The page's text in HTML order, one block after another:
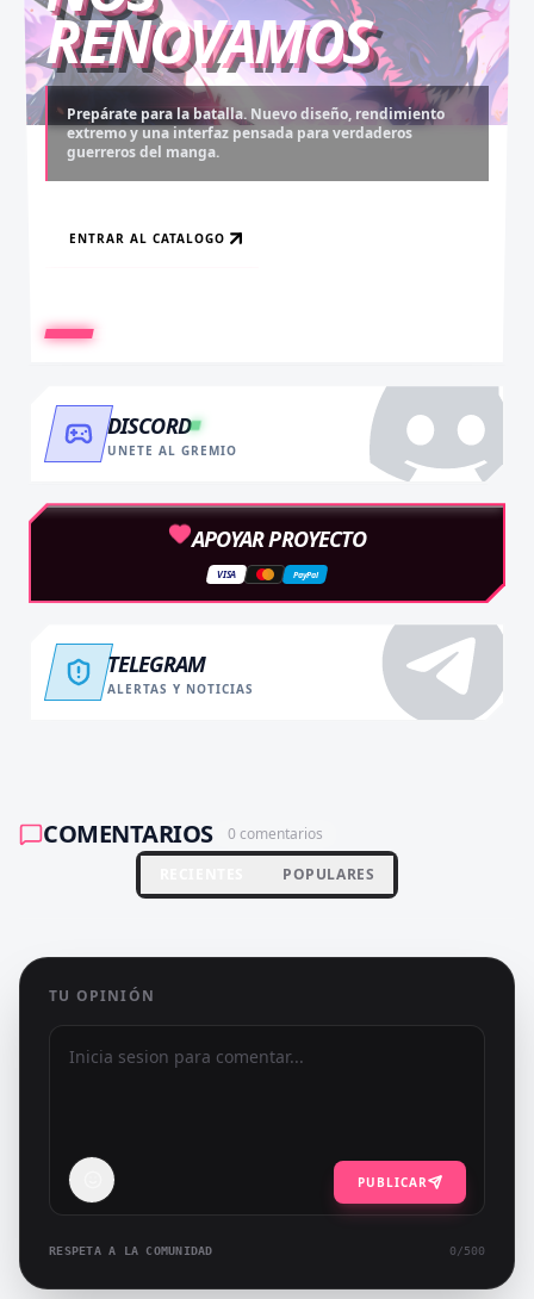
RENOVAMOS
Prepárate para la batalla. Nuevo diseño, rendimiento
extremo y una interfaz pensada para verdaderos
guerreros del manga.
ENTRAR AL CATALOGO
Desbloquea capítulos legendarios. Recarga tus monedas
y accede al contenido más exclusivo sin límites.
RECARGAR AHORA
Asciende al rango máximo. Experiencia sin anuncios,
descargas infinitas y acceso anticipado.
VER BENEFICIOS
DISCORD
UNETE AL GREMIO
APOYAR PROYECTO
VISA PayPal
TELEGRAM
ALERTAS Y NOTICIAS
COMENTARIOS 0 comentarios
POPULARES
TU OPINIÓN
PUBLICAR
RESPETA A LA COMUNIDAD 0/500